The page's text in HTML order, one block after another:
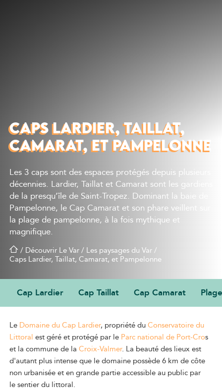
CAPS LARDIER, TAILLAT,
CAMARAT, ET PAMPELONNE
Les 3 caps sont des espaces protégés depuis plusieurs
décennies. Lardier, Taillat et Camarat sont les gardiens
de la presqu’île de Saint-Tropez. Dominant la baie de
Pampelonne, le Cap Camarat et son phare veillent sur
la plage de pampelonne, à la fois mythique et
magnifique.
/ Découvrir Le Var/ Les paysages du Var/
Caps Lardier, Taillat, Camarat, et Pampelonne
Cap Lardier Cap Taillat Cap Camarat
CAP LARDIER
Le Domaine du Cap Lardier, propriété duConservatoire du
Littoral est géré et protégé par le Parc national de Port-Cros
et la commune de la Croix-Valmer. La beauté des lieux est
d'autant plus intense que le domaine possède 6 km de côte
non urbanisée et en grande partie accessible au public par
le sentier du littoral.